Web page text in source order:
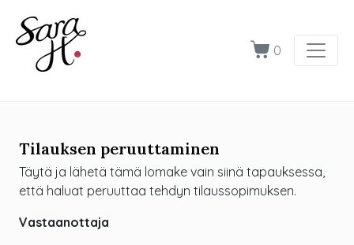
0
Tilauksen peruuttaminen
Täytä ja lähetä tämä lomake vain siinä tapauksessa,
että haluat peruuttaa tehdyn tilaussopimuksen.
Vastaanottaja